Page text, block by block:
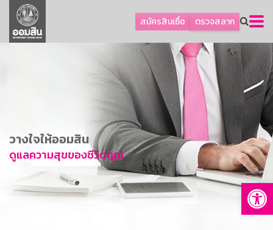
สมัครสินเชื่อ ตรวจสลาก
ลูกค้าธุรกิจ
ลูกค้าผู้ประกอบรายย่อย
การพัฒนาที่ยั่งยืน
ข่าวสาร
บริการทางการเงิน
อื่นๆ
วางใจให้ออมสิน
ดูแลความสุขของชีวิตคุณ